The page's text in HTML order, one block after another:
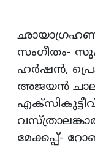
സംഗീതം-
ഹര്‍ഷന്‍,
അജയന്‍
മേക്കപ്പ്-